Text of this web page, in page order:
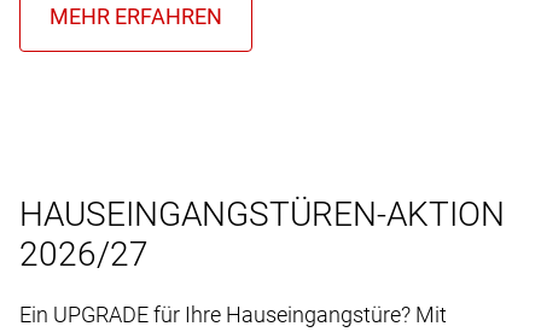
HAUSEINGANGSTÜREN-AKTION
2026/27
Ein UPGRADE für Ihre Hauseingangstüre? Mit